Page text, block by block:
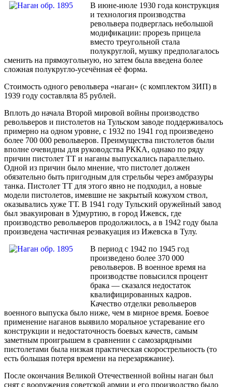
В июне-июле 1930 года конструкция
и технология производства
револьвера подверглась небольшой
модификации: прорезь прицела
вместо треугольной стала
полукруглой, мушку предполагалось
сменить на прямоугольную, но затем была введена более
сложная полукругло-усечённая её форма.
Стоимость одного револьвера «наган» (с комплектом ЗИП) в
1939 году составляла 85 рублей.
Вплоть до начала Второй мировой войны производство
револьверов и пистолетов на Тульском заводе поддерживалось
примерно на одном уровне, с 1932 по 1941 год произведено
более 700 000 револьверов. Преимущества пистолетов были
вполне очевидны для руководства РККА, однако по ряду
причин пистолет ТТ и наганы выпускались параллельно.
Одной из причин было мнение, что пистолет должен
обязательно быть пригодным для стрельбы через амбразуры
танка. Пистолет ТТ для этого явно не подходил, а новые
модели пистолетов, имевшие не закрытый кожухом ствол,
оказывались хуже ТТ. В 1941 году Тульский оружейный завод
был эвакуирован в Удмуртию, в город Ижевск, где
производство револьверов продолжилось, а в 1942 году была
произведена частичная реэвакуация из Ижевска в Тулу.
В период с 1942 по 1945 год
произведено более 370 000
револьверов. В военное время на
производстве повысился процент
брака — сказался недостаток
квалифицированных кадров.
Качество отделки револьверов
военного выпуска было ниже, чем в мирное время. Боевое
применение наганов выявило моральное устаревание его
конструкции и недостаточность боевых качеств, самым
заметным проигрышем в сравнении с самозарядными
пистолетами была низкая практическая скорострельность (то
есть большая потеря времени на перезаряжание).
После окончания Великой Отечественной войны наган был
снят с вооружения советской армии и его производство было